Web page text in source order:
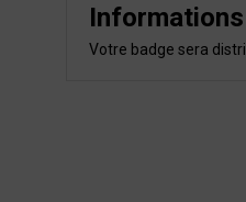
Votre badge sera